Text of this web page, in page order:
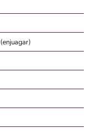
(enjuagar)